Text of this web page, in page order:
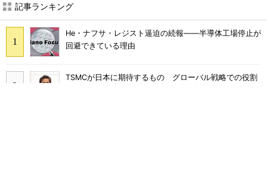
記事ランキング
He・ナフサ・レジスト逼迫の続報――半導体工場停止が
回避できている理由
TSMCが日本に期待するもの グローバル戦略での役割